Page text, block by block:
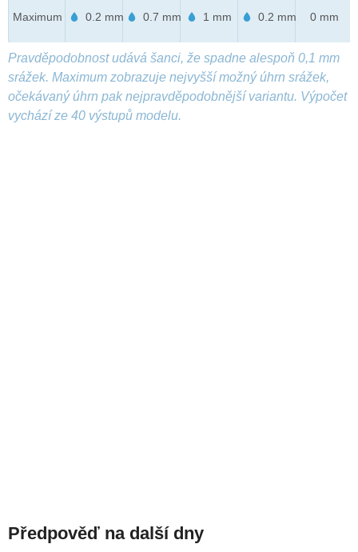
Maximum 0.2 mm 0.7 mm 1 mm 0.2 mm 0 mm
Pravděpodobnost udává šanci, že spadne alespoň 0,1 mm
srážek. Maximum zobrazuje nejvyšší možný úhrn srážek,
očekávaný úhrn pak nejpravděpodobnější variantu. Výpočet
vychází ze 40 výstupů modelu.
Předpověď na další dny